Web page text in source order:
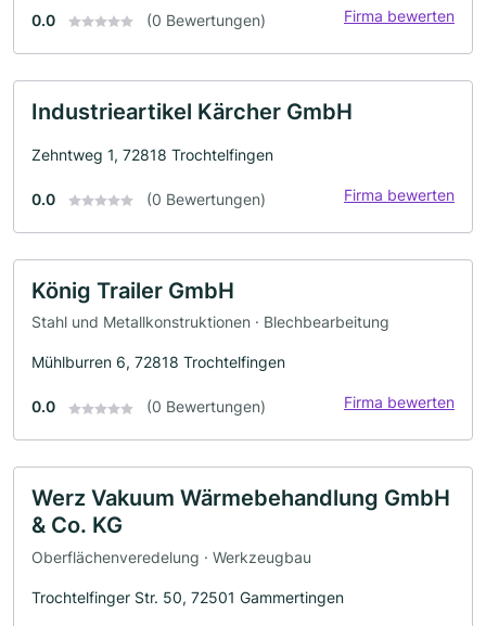
0.0 (0 Bewertungen) Firma bewerten
Industrieartikel Kärcher GmbH
Zehntweg 1, 72818 Trochtelfingen
0.0 (0 Bewertungen) Firma bewerten
König Trailer GmbH
Stahl und Metallkonstruktionen · Blechbearbeitung
Mühlburren 6, 72818 Trochtelfingen
0.0 (0 Bewertungen) Firma bewerten
Werz Vakuum Wärmebehandlung GmbH
& Co. KG
Oberflächenveredelung · Werkzeugbau
Trochtelfinger Str. 50, 72501 Gammertingen